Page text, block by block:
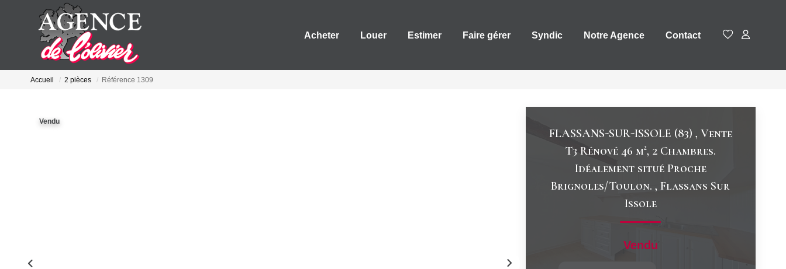
Acheter Louer Estimer Faire gérer Syndic Notre Agence Contact
Accueil 2 pièces Référence 1309
Vendu
FLASSANS-SUR-ISSOLE (83) , Vente
T3 Rénové 46 m², 2 Chambres.
Idéalement situé Proche
Brignoles/Toulon.,Flassans Sur
Issole
Vendu